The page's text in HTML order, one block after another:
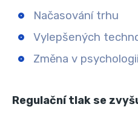
Načasování trhu
Vylepšených
Změna v
Regulační tlak se